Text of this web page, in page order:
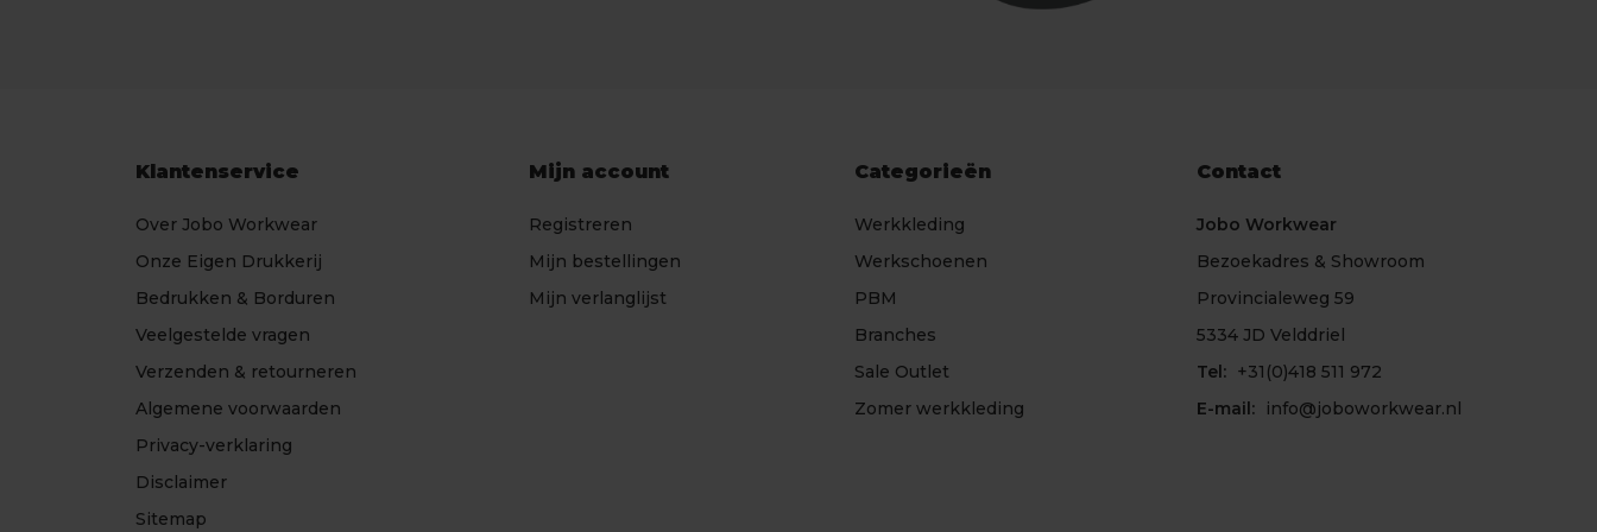
Klantenservice
Over Jobo Workwear
Onze Eigen Drukkerij
Bedrukken & Borduren
Veelgestelde vragen
Verzenden & retourneren
Algemene voorwaarden
Privacy-verklaring
Disclaimer
Sitemap
Mijn account
Registreren
Mijn bestellingen
Mijn verlanglijst
Categorieën
Werkkleding
Werkschoenen
PBM
Branches
Sale Outlet
Zomer werkkleding
Contact
Jobo Workwear
Bezoekadres & Showroom
Provincialeweg 59
5334 JD Velddriel
Tel: +31(0)418 511 972
E-mail:
info@joboworkwear.nl